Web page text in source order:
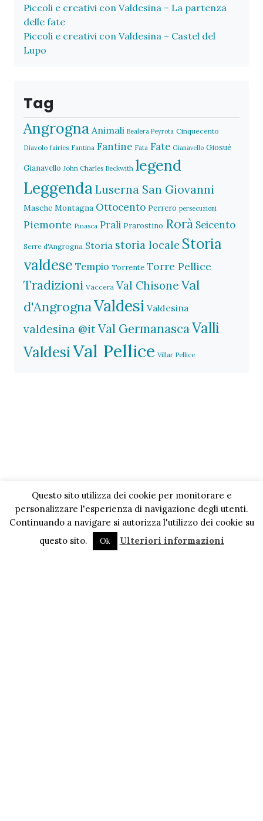
Piccoli e creativi con Valdesina – La partenza
delle fate
Piccoli e creativi con Valdesina – Castel del
Lupo
Tag
Angrogna Animali Bealera Peyrota Cinquecento
Diavolo fairies Fantina Fantine Fata Fate Gianavello Giosuè
Gianavello John Charles Beckwith legend
Leggenda Luserna San Giovanni
Masche Montagna Ottocento Perrero persecuzioni
Piemonte Pinasca Prali Prarostino Rorà Seicento
Serre d'Angrogna Storia storia locale Storia
valdese Tempio Torrente Torre Pellice
Tradizioni Vaccera Val Chisone Val
d'AngrognaValdesi Valdesina
valdesina @itVal GermanascaValli
ValdesiVal Pellice Villar Pellice
Questo sito utilizza dei cookie per monitorare e
personalizzare l'esperienza di navigazione degli utenti.
Continuando a navigare si autorizza l'utilizzo dei cookie su
questo sito.
Ok Ulteriori informazioni